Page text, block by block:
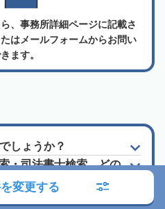
、事務所詳細ページに記載さ
はメールフォームからお問い
ます。
しょうか？
・司法書士検索、どの
談すればいいでしょう
変更する